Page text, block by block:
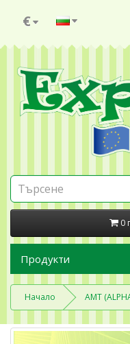
€
0
Продукти
Начало AMT